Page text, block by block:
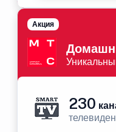
Акция
230